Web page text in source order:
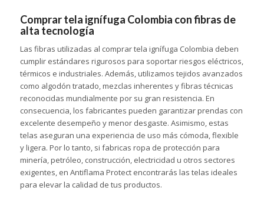
Comprar tela ignífuga Colombia con fibras de
alta tecnología
Las fibras utilizadas al comprar tela ignífuga Colombia deben
cumplir estándares rigurosos para soportar riesgos eléctricos,
térmicos e industriales. Además, utilizamos tejidos avanzados
como algodón tratado, mezclas inherentes y fibras técnicas
reconocidas mundialmente por su gran resistencia. En
consecuencia, los fabricantes pueden garantizar prendas con
excelente desempeño y menor desgaste. Asimismo, estas
telas aseguran una experiencia de uso más cómoda, flexible
y ligera. Por lo tanto, si fabricas ropa de protección para
minería, petróleo, construcción, electricidad u otros sectores
exigentes, en Antiflama Protect encontrarás las telas ideales
para elevar la calidad de tus productos.